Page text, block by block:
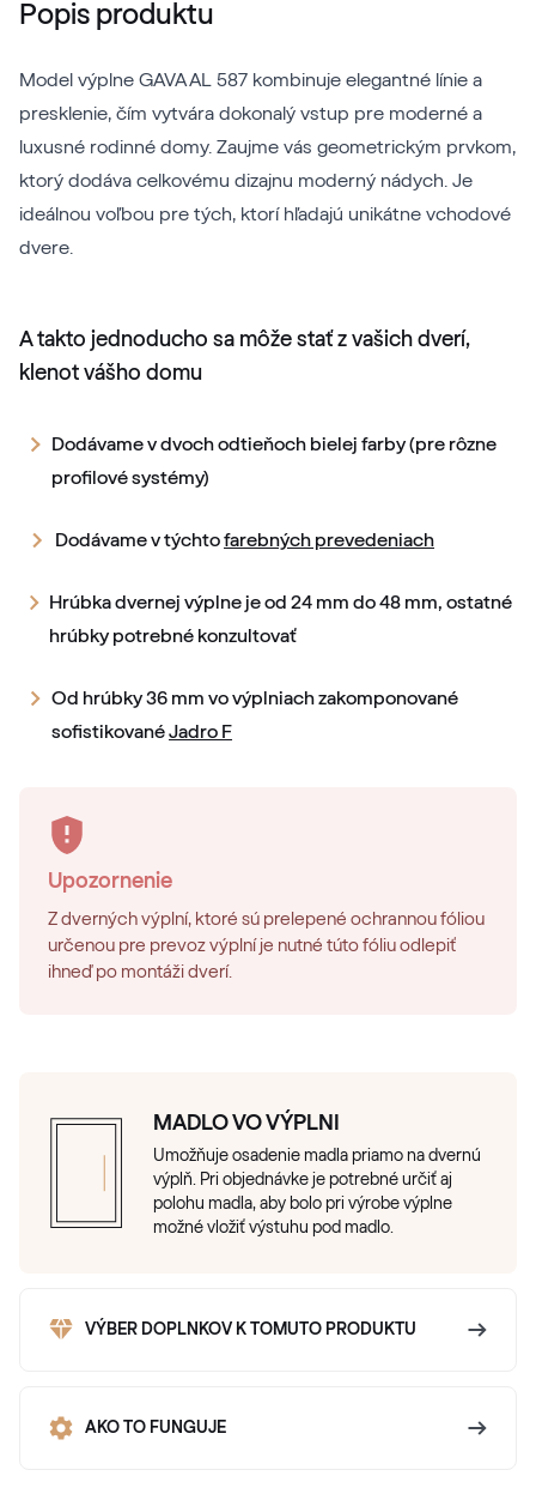
Popis produktu
Model výplne GAVA AL 587 kombinuje elegantné línie a
presklenie, čím vytvára dokonalý vstup pre moderné a
luxusné rodinné domy. Zaujme vás geometrickým prvkom,
ktorý dodáva celkovému dizajnu moderný nádych. Je
ideálnou voľbou pre tých, ktorí hľadajú unikátne vchodové
dvere.
A takto jednoducho sa môže stať z vašich dverí,
klenot vášho domu
Dodávame v dvoch odtieňoch bielej farby (pre rôzne
profilové systémy)
Dodávame v týchtofarebných prevedeniach
Hrúbka dvernej výplne je od 24 mm do 48 mm, ostatné
hrúbky potrebné konzultovať
Od hrúbky 36 mm vo výplniach zakomponované
sofistikovanéJadro F
Upozornenie
Z dverných výplní, ktoré sú prelepené ochrannou fóliou
určenou pre prevoz výplní je nutné túto fóliu odlepiť
ihneď po montáži dverí.
MADLO VO VÝPLNI
Umožňuje osadenie madla priamo na dvernú
výplň. Pri objednávke je potrebné určiť aj
polohu madla, aby bolo pri výrobe výplne
možné vložiť výstuhu pod madlo.
VÝBER DOPLNKOV K TOMUTO PRODUKTU
AKO TO FUNGUJE